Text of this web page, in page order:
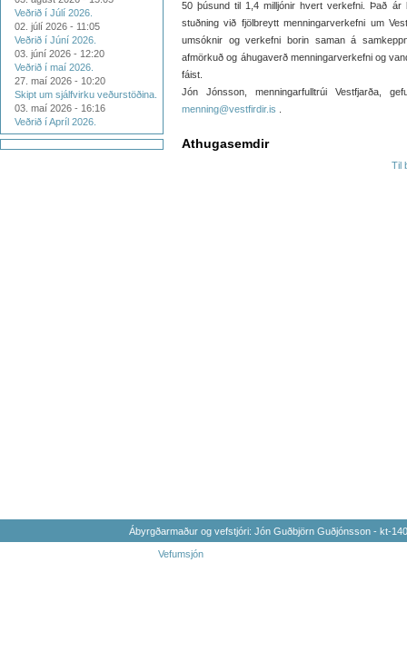
Veðrið í Júlí 2026.
02. júlí 2026 - 11:05
Veðrið í Júní 2026.
03. júní 2026 - 12:20
Veðrið í maí 2026.
27. maí 2026 - 10:20
Skipt um sjálfvirku veðurstöðina.
03. maí 2026 - 16:16
Veðrið í Apríl 2026.
50 þúsund til 1,4 milljónir hvert verkefni. Það ár
stuðning við fjölbreytt menningarverkefni um
umsóknir og verkefni borin saman á
afmörkuð og áhugaverð menningarverkefni og
fáist.
Jón Jónsson, menningarfulltrúi Vestfjarða,
menning@vestfirdir.is
Athugasemdir
Til
Ábyrgðarmaður og vefstjóri: Jón Guðbjörn Guðjónsson - kt-
Vefumsjón